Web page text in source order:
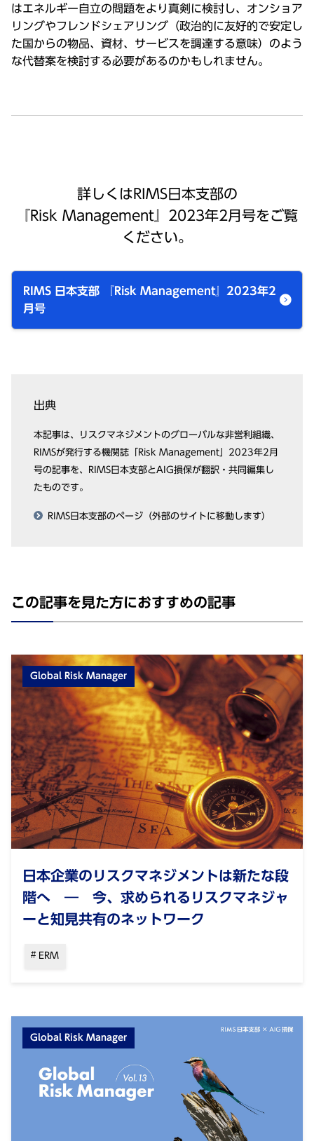
はエネルギー⾃⽴の問題をより真剣に検討し、オンショア
リングやフレンドシェアリング（政治的に友好的で安定し
た国からの物品、資材、サービスを調達する意味）のよう
な代替案を検討する必要があるのかもしれません。
詳しくはRIMS⽇本⽀部の
『Risk Management』2023年2⽉号をご覧
ください。
RIMS ⽇本⽀部 『Risk Management』2023年2
⽉号
出典
本記事は、リスクマネジメントのグローバルな⾮営利組織、
RIMSが発⾏する機関誌「Risk Management」2023年2⽉
号の記事を、RIMS⽇本⽀部とAIG損保が翻訳・共同編集し
たものです。
RIMS⽇本⽀部のページ（外部のサイトに移動します）
この記事を⾒た⽅におすすめの記事
Global Risk Manager
日本企業のリスクマネジメントは新たな段
階へ ― 今、求められるリスクマネジャ
ーと知見共有のネットワーク
ERM
Global Risk Manager